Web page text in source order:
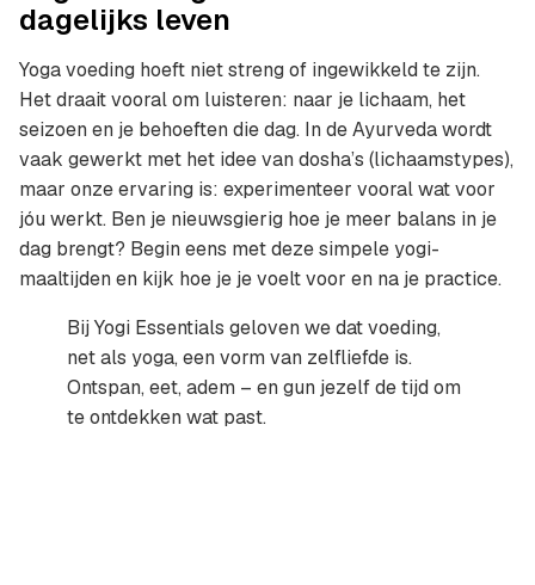
dagelijks leven
Yoga voeding hoeft niet streng of ingewikkeld te zijn.
Het draait vooral om luisteren: naar je lichaam, het
seizoen en je behoeften die dag. In de Ayurveda wordt
vaak gewerkt met het idee van dosha’s (lichaamstypes),
maar onze ervaring is: experimenteer vooral wat voor
jóu werkt. Ben je nieuwsgierig hoe je meer balans in je
dag brengt? Begin eens met deze simpele yogi-
maaltijden en kijk hoe je je voelt voor en na je practice.
Bij Yogi Essentials geloven we dat voeding,
net als yoga, een vorm van zelfliefde is.
Ontspan, eet, adem – en gun jezelf de tijd om
te ontdekken wat past.